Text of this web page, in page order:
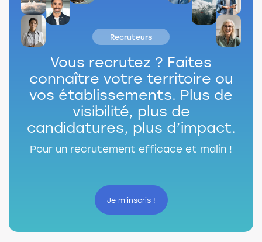
Recruteurs
Vous recrutez ? Faites
connaître votre territoire ou
vos établissements. Plus de
visibilité, plus de
candidatures, plus d’impact.
Pour un recrutement efficace et malin !
Je m'inscris !